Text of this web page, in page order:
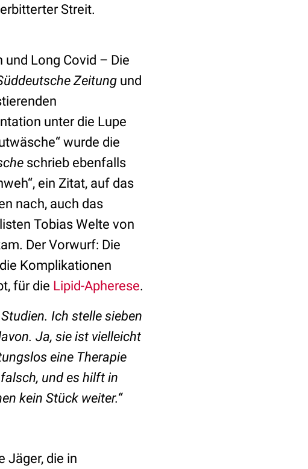
Streit.
und Long Covid – Die
Zeitung und
unter die Lupe
wurde die
schrieb ebenfalls
ein Zitat, auf das
nach, auch das
Tobias Welte von
Der Vorwurf: Die
Komplikationen
für die Lipid-Apherese.
Ich stelle sieben
Ja, sie ist vielleicht
eine Therapie
und es hilft in
kein Stück weiter.“
Jäger, die in